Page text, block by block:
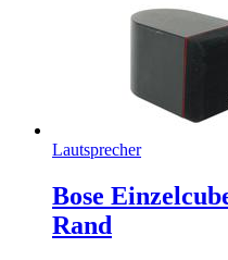
Lautsprecher
Bose
Rand